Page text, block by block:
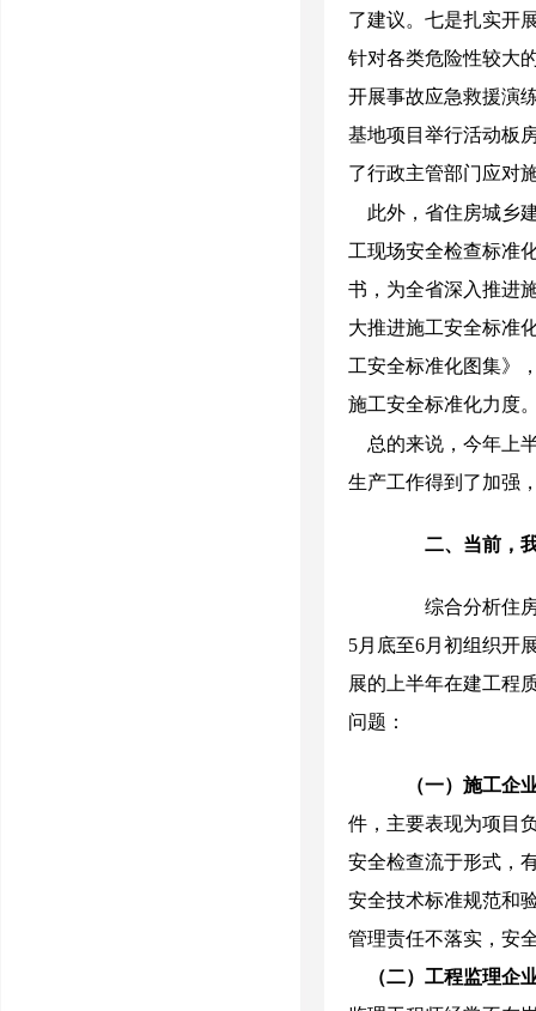
了建议。七是扎实开
针对各类危险性较大
开展事故应急救援演
基地项目举行活动板
了行政主管部门应对
此外，省住房城乡
工现场安全检查标准
书，为全省深入推进
大推进施工安全标准
工安全标准化图集》
施工安全标准化力度
总的来说，今年上
生产工作得到了加强
二、当前，
综合分析住房
5月底至6月初组织开
展的上半年在建工程
问题：
（一）施工企
件，主要表现为项目
安全检查流于形式，
安全技术标准规范和
管理责任不落实，安
（二）工程监理企